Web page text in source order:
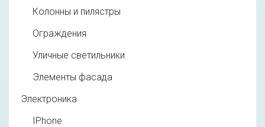
Колонны и пилястры
Ограждения
Уличные светильники
Элементы фасада
Электроника
IPhone